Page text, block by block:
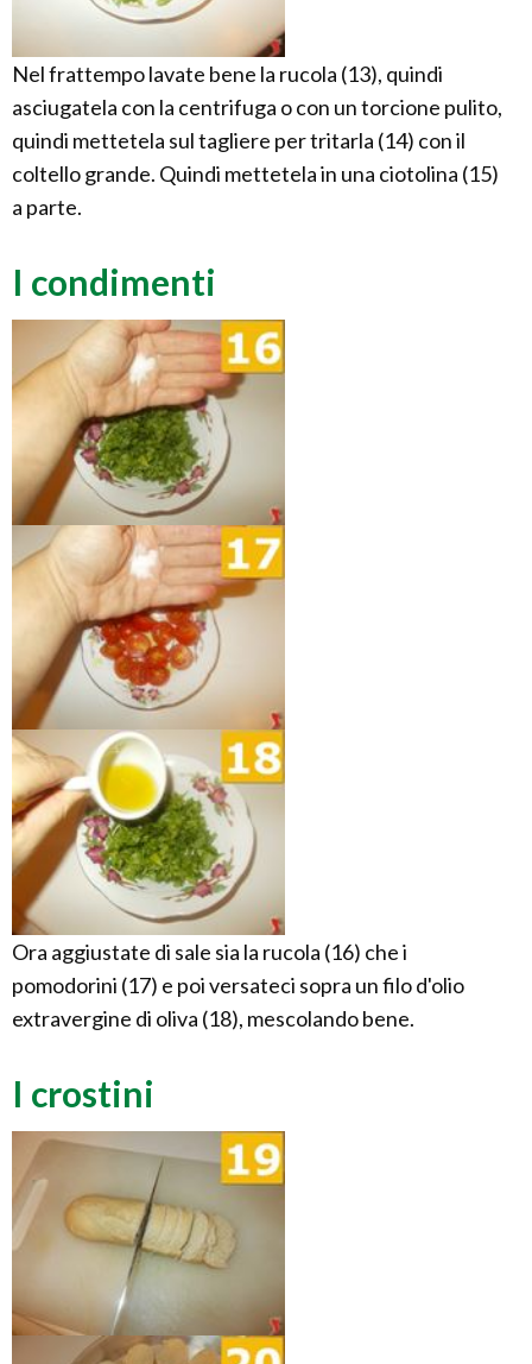
Nel frattempo lavate bene la rucola (13), quindi
asciugatela con la centrifuga o con un torcione pulito,
quindi mettetela sul tagliere per tritarla (14) con il
coltello grande. Quindi mettetela in una ciotolina (15)
a parte.
I condimenti
Ora aggiustate di sale sia la rucola (16) che i
pomodorini (17) e poi versateci sopra un filo d'olio
extravergine di oliva (18), mescolando bene.
I crostini